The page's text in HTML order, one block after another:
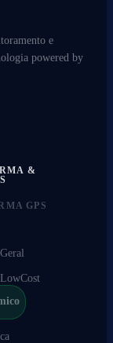
e
powered by
&
GPS